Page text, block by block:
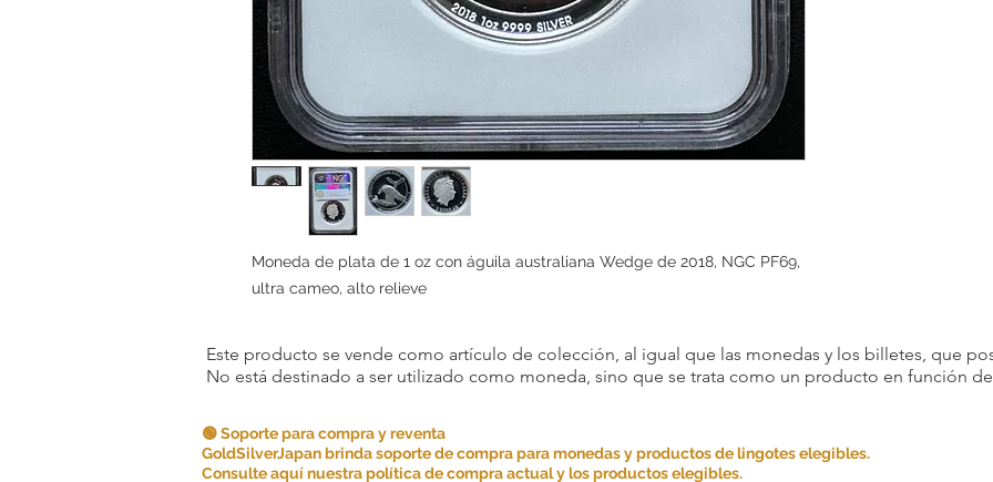
Moneda de plata de 1 oz con águila australiana Wedge de 2018, NGC PF69,
ultra cameo, alto relieve
Este producto se vende como artículo de colección, al igual que las monedas y los billetes, que
No está destinado a ser utilizado como moneda, sino que se trata como un producto en función
🟢 Soporte para compra y reventa
GoldSilverJapan brinda soporte de compra para monedas y productos de lingotes elegibles.
Consulte aquí nuestra política de compra actual y los productos elegibles.